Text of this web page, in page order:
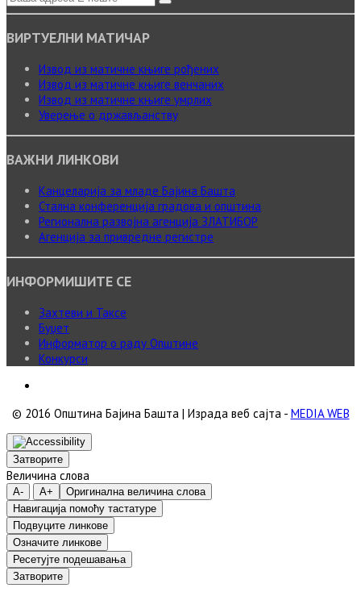
ВИРТУЕЛНИ МАТИЧАР
Извод из матичне књиге рођених
Извод из матичне књиге венчаних
Извод из матичне књиге умрлих
Уверење о држављанству
ВАЖНИ ЛИНКОВИ
Канцеларија за младе Бајина Башта
Стална конференција градова и општина
Регионална развојна агенција ЗЛАТИБОР
Агенција за привредне регистре
ИНФОРМИШИТЕ СЕ
Захтеви и Таксе
Буџет
Информатор о раду Општине
Конкурси
© 2016 Општина Бајина Башта | Израда веб сајта - MEDIA WEB
Затворите
Величина слова
A- A+
Оригинална величина слова
Навигација помоћу тастатуре
Подвуците линкове
Означите линкове
Ресетујте подешавања
Затворите